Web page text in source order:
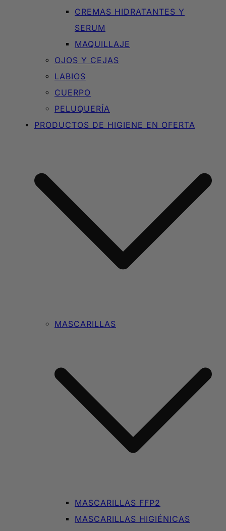
CREMAS HIDRATANTES Y
SERUM
MAQUILLAJE
OJOS Y CEJAS
LABIOS
CUERPO
PELUQUERÍA
PRODUCTOS DE HIGIENE EN OFERTA
MASCARILLAS
MASCARILLAS FFP2
MASCARILLAS HIGIÉNICAS